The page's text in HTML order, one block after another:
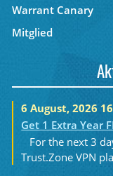
Warrant Canary
Mitglied
6 August, 2026
Get 1 Extra Year
For the next 3
Trust.Zone VPN